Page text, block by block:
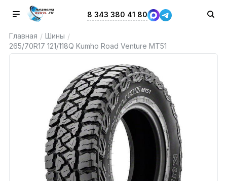
8 343 380 41 80
Главная / Шины /
265/70R17 121/118Q Kumho Road Venture MT51